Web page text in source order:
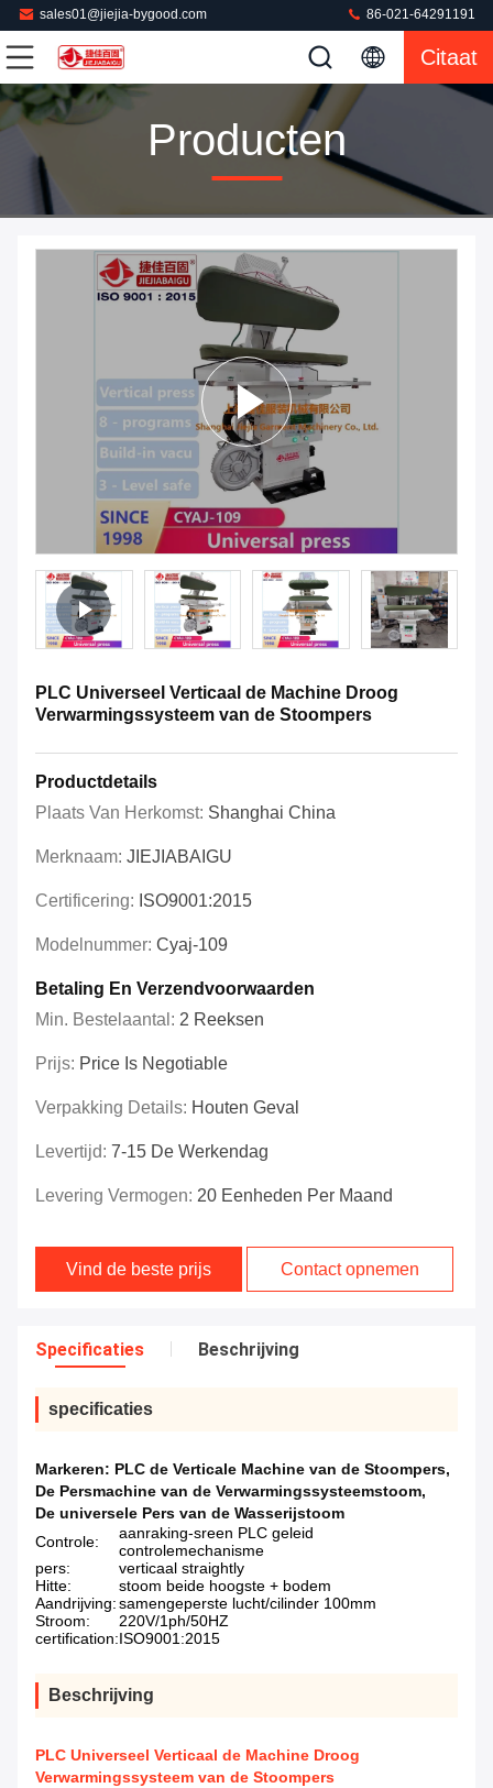
sales01@jiejia-bygood.com 86-021-64291191
Citaat
Producten
PLC Universeel Verticaal de Machine Droog
Verwarmingssysteem van de Stoompers
Productdetails
Plaats Van Herkomst: Shanghai China
Merknaam: JIEJIABAIGU
Certificering: ISO9001:2015
Modelnummer: Cyaj-109
Betaling En Verzendvoorwaarden
Min. Bestelaantal: 2 Reeksen
Prijs: Price Is Negotiable
Verpakking Details: Houten Geval
Levertijd: 7-15 De Werkendag
Levering Vermogen: 20 Eenheden Per Maand
Vind de beste prijs Contact opnemen
Specificaties Beschrijving
specificaties
Markeren: PLC de Verticale Machine van de Stoompers,
De Persmachine van de Verwarmingssysteemstoom,
De universele Pers van de Wasserijstoom
Controle:
aanraking-sreen PLC geleid
controlemechanisme
pers:
verticaal straightly
Hitte:
stoom beide hoogste + bodem
Aandrijving:samengeperste lucht/cilinder 100mm
Stroom:
220V/1ph/50HZ
certification:ISO9001:2015
Beschrijving
PLC Universeel Verticaal de Machine Droog
Verwarmingssysteem van de Stoompers